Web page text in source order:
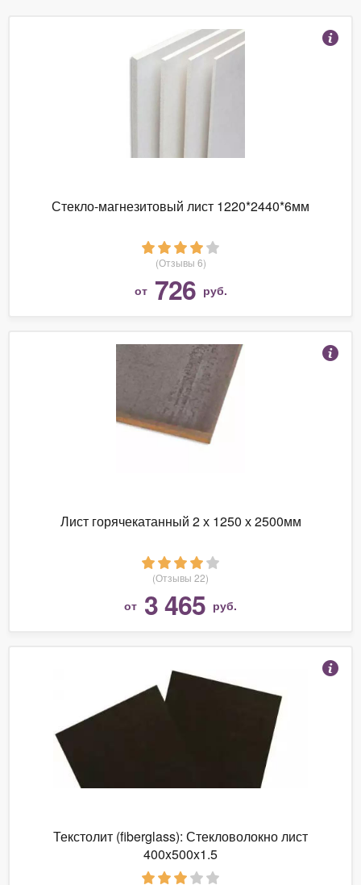
Стекло-магнезитовый лист 1220*2440*6мм
(Отзывы 6)
от 726 руб.
Лист горячекатанный 2 х 1250 х 2500мм
(Отзывы 22)
от 3 465 руб.
Текстолит (fiberglass): Стекловолокно лист
400x500x1.5